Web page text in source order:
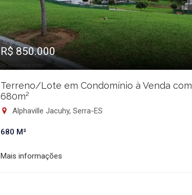
R$ 850.000
Terreno/Lote em Condomínio à Venda com
680m²
Alphaville Jacuhy, Serra-ES
680 M²
Mais informações